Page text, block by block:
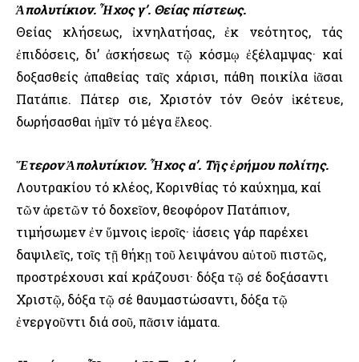
Ἀπολυτίκιον. Ἦχος γ’. Θείας πίστεως.
Θείας κλήσεως, ἰχνηλατήσας, ἐκ νεότητος, τάς
ἐπιδόσεις, δι’ ἀσκήσεως τῷ κόσμῳ ἐξέλαμψας· καί
δοξασθείς ἀπαθείας ταῖς χάρισι, πάθη ποικίλα ἰᾶσαι
Πατάπιε. Πάτερ Ὅσιε, Χριστόν τόν Θεόν ἱκέτευε,
δωρήσασθαι ἡμῖν τό μέγα ἔλεος.
Ἕτερον Ἀπολυτίκιον. Ἦχος α’. Τῆς ἐρήμου πολίτης.
Λουτρακίου τό κλέος, Κορινθίας τό καύχημα, καί
τῶν ἀρετῶν τό δοχεῖον, θεοφόρον Πατάπιον,
τιμήσωμεν ἐν ὕμνοις ἱεροῖς· ἰάσεις γάρ παρέχει
δαψιλεῖς, τοῖς τῇ θήκῃ τοῦ λειψάνου αὐτοῦ πιστῶς,
προστρέχουσι καί κράζουσι· δόξα τῷ σέ δοξάσαντι
Χριστῷ, δόξα τῷ σέ θαυμαστώσαντι, δόξα τῷ
ἐνεργοῦντι διά σοῦ, πᾶσιν ἰάματα.